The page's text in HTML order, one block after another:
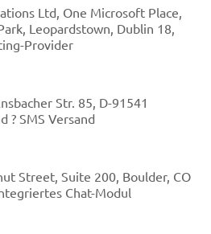
Ltd, One Microsoft Place,
Leopardstown, Dublin 18,
Provider
Str. 85, D-91541
? SMS Versand
Street, Suite 200, Boulder, CO
Chat-Modul